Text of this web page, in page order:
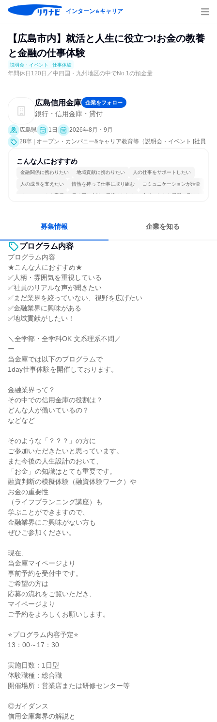
インターン＆キャリア
【広島市内】就活と人生に役立つ!お金の教養
と金融の仕事体験
説明会・イベント 仕事体験
年間休日120日／中四国・九州地区の中でNo.1の預金量
広島信用金庫 企業をフォロー
銀行・信用金庫・貸付
広島県 1日
2026年8月・9月
28卒 | オープン・カンパニー&キャリア教育等（説明会・イベント [社員
こんな人におすすめ
金融関係に携わりたい 地域貢献に携わりたい 人の仕事をサポートしたい
人の成長を支えたい 情熱を持って仕事に取り組む コミュニケーションが活発
チームワークを重視 長く同じ会社に居続けられる 自分の好きな場所で働ける
募集情報 企業を知る
プログラム内容
プログラム内容
★こんな人におすすめ★
✅人柄・雰囲気を重視している
✅社員のリアルな声が聞きたい
✅まだ業界を絞っていない、視野を広げたい
✅金融業界に興味がある
✅地域貢献がしたい！
＼全学部・全学科OK 文系理系不問／
ー
当金庫では以下のプログラムで
1day仕事体験を開催しております。
金融業界って？
その中での信用金庫の役割は？
どんな人が働いているの？
などなど
そのような「？？？」の方に
ご参加いただきたいと思っています。
また今後の人生設計のおいて、
「お金」の知識はとても重要です。
融資判断の模擬体験（融資体験ワーク）や
お金の重要性
（ライフプランニング講座）も
学ぶことができますので、
金融業界にご興味がない方も
ぜひご参加ください。
現在、
当金庫マイページより
事前予約を受付中です。
ご希望の方は
応募の流れをご覧いただき、
マイページより
ご予約をよろしくお願いします。
⭐プログラム内容予定⭐
13：00～17：30
実施日数：1日型
体験職種：総合職
開催場所：営業店または研修センター等
◎ガイダンス
信用金庫業界の解説と